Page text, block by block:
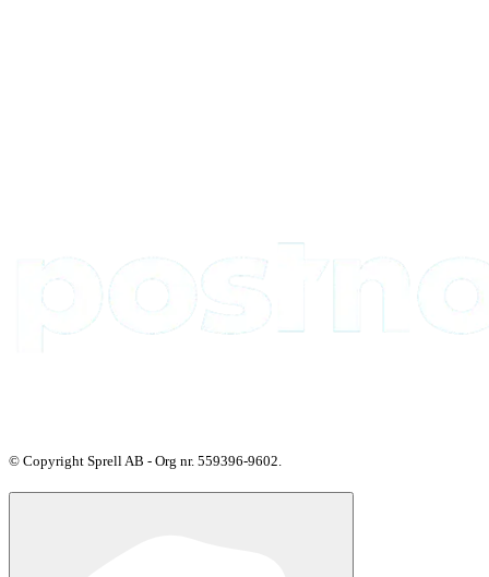
© Copyright Sprell AB - Org nr. 559396-9602.